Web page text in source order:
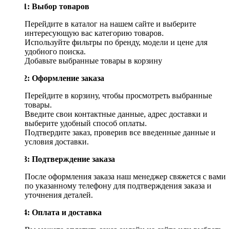
Шаг 1: Выбор товаров
Перейдите в каталог на нашем сайте и выберите
интересующую вас категорию товаров.
Используйте фильтры по бренду, модели и цене для
удобного поиска.
Добавьте выбранные товары в корзину
Шаг 2: Оформление заказа
Перейдите в корзину, чтобы просмотреть выбранные
товары.
Введите свои контактные данные, адрес доставки и
выберите удобный способ оплаты.
Подтвердите заказ, проверив все введенные данные и
условия доставки.
Шаг 3: Подтверждение заказа
После оформления заказа наш менеджер свяжется с вами
по указанному телефону для подтверждения заказа и
уточнения деталей.
Шаг 4: Оплата и доставка